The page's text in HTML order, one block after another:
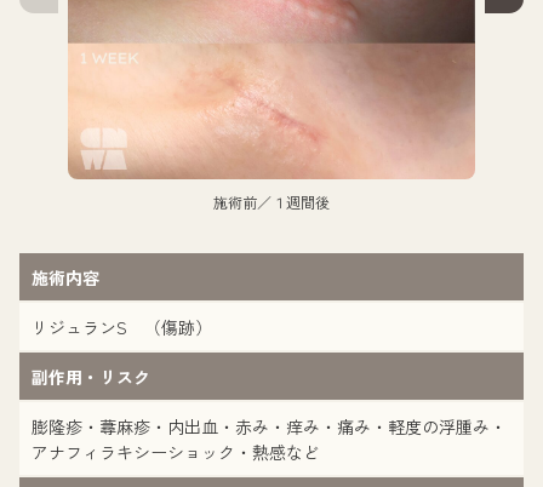
施術前／１週間後
施術内容
リジュランS （傷跡）
副作用・リスク
膨隆疹・蕁麻疹・内出血・赤み・痒み・痛み・軽度の浮腫み・
アナフィラキシーショック・熱感など